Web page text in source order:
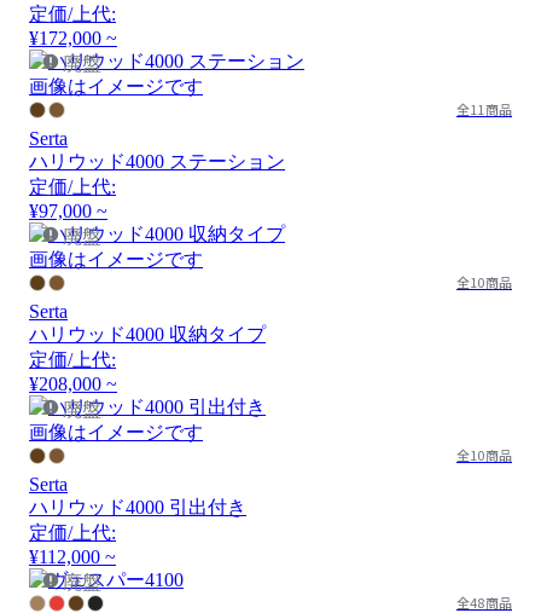
定価/上代:
¥172,000 ~
廃盤
画像はイメージです
全11商品
Serta
ハリウッド4000 ステーション
定価/上代:
¥97,000 ~
廃盤
画像はイメージです
全10商品
Serta
ハリウッド4000 収納タイプ
定価/上代:
¥208,000 ~
廃盤
画像はイメージです
全10商品
Serta
ハリウッド4000 引出付き
定価/上代:
¥112,000 ~
廃盤
全48商品